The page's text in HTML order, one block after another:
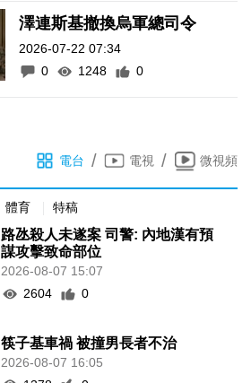
澤連斯基撤換烏軍總司令
2026-07-22 07:34
0
1248 0
電台 / 電視 / 微視頻
體育 特稿
路氹殺人未遂案 司警: 內地漢有預
謀攻擊致命部位
2026-08-07 15:07
2604
0
筷子基車禍 被撞男長者不治
2026-08-07 16:05